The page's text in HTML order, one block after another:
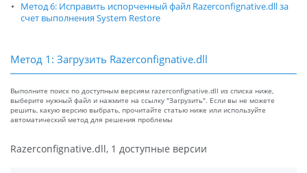
Метод 6: Исправить испорченный файл Razerconfignative.dll за
счет выполнения System Restore
Метод 1: Загрузить Razerconfignative.dll
Выполните поиск по доступным версиям razerconfignative.dll из списка ниже,
выберите нужный файл и нажмите на ссылку "Загрузить". Если вы не можете
решить, какую версию выбрать, прочитайте статью ниже или используйте
автоматический метод для решения проблемы
Razerconfignative.dll, 1 доступные версии